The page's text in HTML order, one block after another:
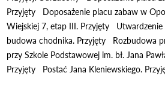
Przyjęty Doposażenie placu zabaw w
Wiejskiej 7, etap III. Przyjęty Utwardzenie
budowa chodnika. Przyjęty Rozbudowa
przy Szkole Podstawowej im. bł. Jana
Przyjęty Postać Jana Kleniewskiego.